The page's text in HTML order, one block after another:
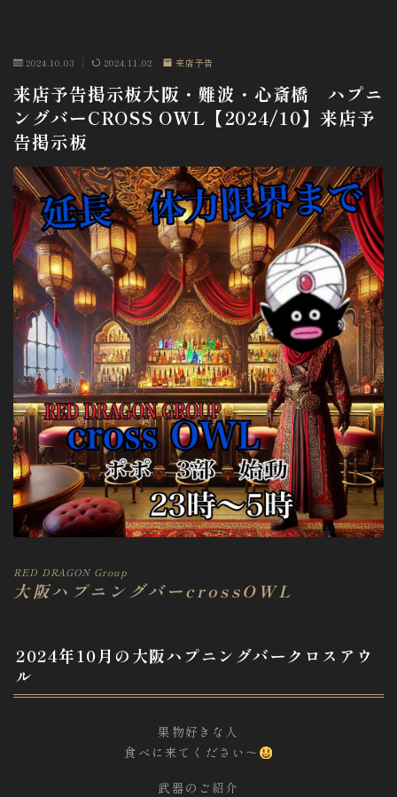
2024.10.03 2024.11.02 来店予告
来店予告掲示板大阪・難波・心斎橋 ハプニ
ングバーCROSS OWL【2024/10】来店予
告掲示板
RED DRAGON Group
大阪ハプニングバーcrossOWL
2024年10月の大阪ハプニングバークロスアウ
ル
果物好きな人
食べに来てください〜
武器のご紹介